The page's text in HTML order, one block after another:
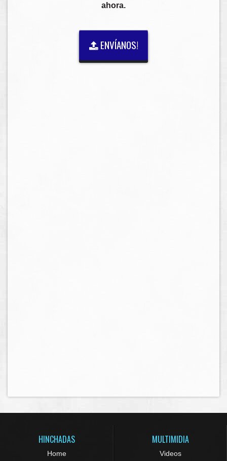
ahora.
ENVÍANOS!
HINCHADAS
Home
MULTIMIDIA
Videos